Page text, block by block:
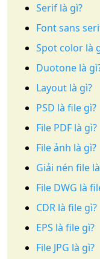
Serif là gì?
Font sans
Spot color là
Duotone là
Layout là gì?
PSD là file gì?
File PDF là gì?
File ảnh là gì?
Giải nén file
File DWG là
CDR là file gì?
EPS là file gì?
File JPG là gì?